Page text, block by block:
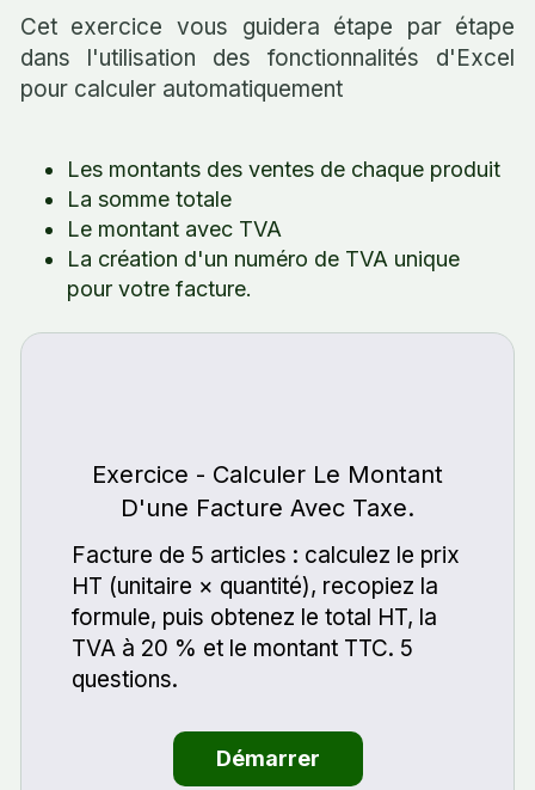
Cet exercice vous guidera étape par étape
dans l'utilisation des fonctionnalités d'Excel
pour calculer automatiquement
Les montants des ventes de chaque produit
La somme totale
Le montant avec TVA
La création d'un numéro de TVA unique
pour votre facture.
Exercice - Calculer Le Montant
D'une Facture Avec Taxe.
Facture de 5 articles : calculez le prix
HT (unitaire × quantité), recopiez la
formule, puis obtenez le total HT, la
TVA à 20 % et le montant TTC. 5
questions.